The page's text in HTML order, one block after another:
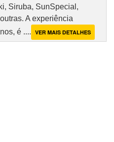
Siruba, SunSpecial,
A experiência
é .... VER MAIS DETALHES